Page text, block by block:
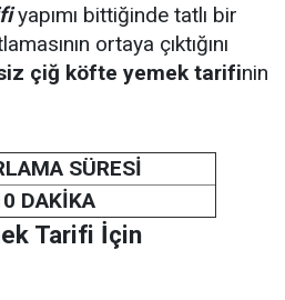
yapımı bittiğinde tatlı bir
ortaya çıktığını
çiğ köfte yemek tarifinin
SÜRESİ
DAKİKA
Tarifi İçin